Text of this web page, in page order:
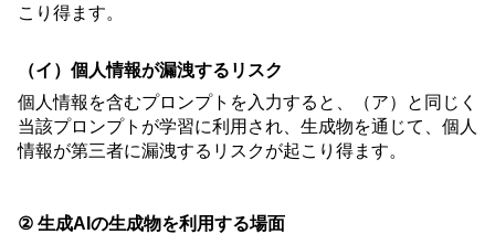
こり得ます。
（イ）個人情報が漏洩するリスク
個人情報を含むプロンプトを入力すると、（ア）と同じく
当該プロンプトが学習に利用され、生成物を通じて、個人
情報が第三者に漏洩するリスクが起こり得ます。
② 生成AI の生成物を利用する場面